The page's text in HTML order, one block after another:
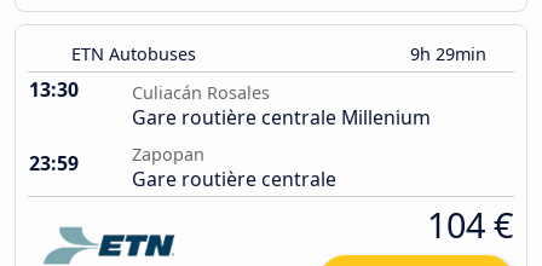
ETN Autobuses 9h 29min
13:30 Culiacán Rosales
Gare routière centrale Millenium
23:59
Zapopan
Gare routière centrale
104 €